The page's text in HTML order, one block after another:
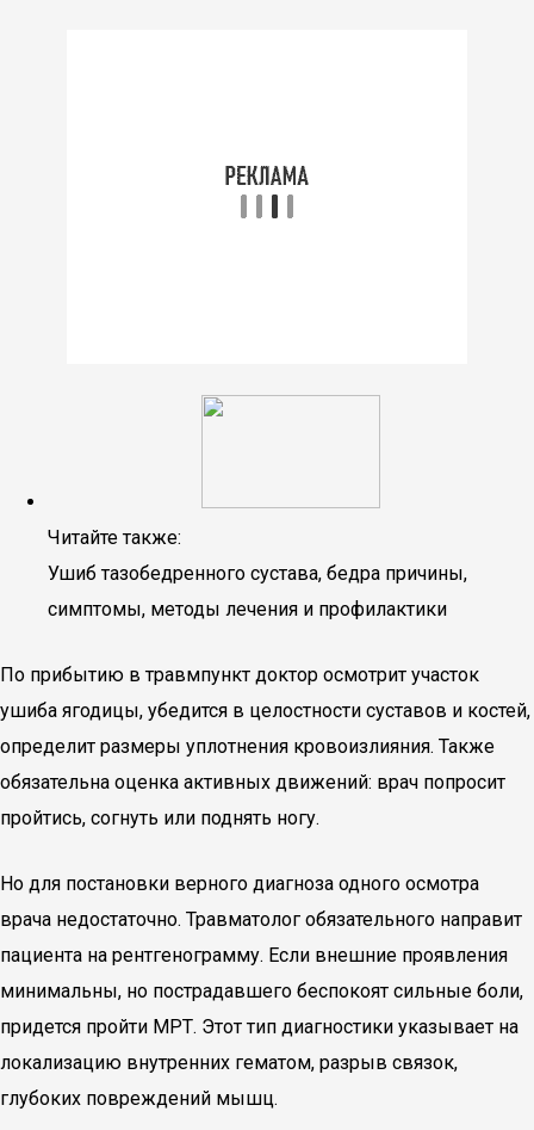
Читайте также:
Ушиб тазобедренного сустава, бедра причины,
симптомы, методы лечения и профилактики
По прибытию в травмпункт доктор осмотрит участок
ушиба ягодицы, убедится в целостности суставов и костей,
определит размеры уплотнения кровоизлияния. Также
обязательна оценка активных движений: врач попросит
пройтись, согнуть или поднять ногу.
Но для постановки верного диагноза одного осмотра
врача недостаточно. Травматолог обязательного направит
пациента на рентгенограмму. Если внешние проявления
минимальны, но пострадавшего беспокоят сильные боли,
придется пройти МРТ. Этот тип диагностики указывает на
локализацию внутренних гематом, разрыв связок,
глубоких повреждений мышц.